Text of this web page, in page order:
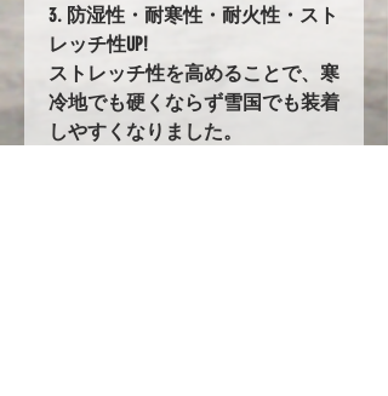
3. 防湿性・耐寒性・耐火性・スト
レッチ性UP!
ストレッチ性を高めることで、寒
冷地でも硬くならず雪国でも装着
しやすくなりました。